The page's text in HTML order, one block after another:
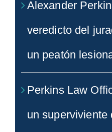
Alexander
veredicto del
un peatón
Perkins Law
un superviviente